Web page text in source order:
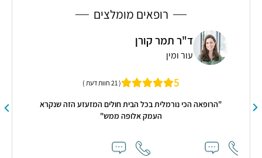
רופאים מומלצים
ד"ר תמר קורן
עור ומין
5 ( 21 חוות דעת )
"הרופאה הכי נורמלית בכל הבית חולים המזעזע הזה שנקרא
העמק אלופה ממש"